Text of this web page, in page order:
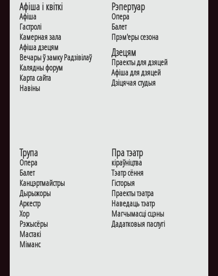
Афiша i квiткi
Афiша
Гастролi
Камерная зала
Афiша дзецям
Вечары ў замку Радзiвiлаў
Калядны форум
Карта сайта
Навiны
Рэпертуар
Опера
Балет
Прэм'еры сезона
Дзецям
Праекты для дзяцей
Афiша для дзяцей
Дзiцячая студыя
Трупа
Опера
Балет
Канцэртмайстры
Дырыжоры
Аркестр
Хор
Рэжысёры
Мастакі
Мiманс
Пра тэатр
кіраўніцтва
Тэатр сёння
Гiсторыя
Праекты тэатра
Наведаць тэатр
Магчымасцi сцэны
Дадаткoвыя паслугi